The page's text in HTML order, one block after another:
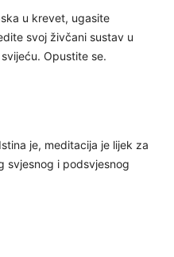
u krevet, ugasite
svoj živčani sustav u
Opustite se.
je, meditacija je lijek za
svjesnog i podsvjesnog